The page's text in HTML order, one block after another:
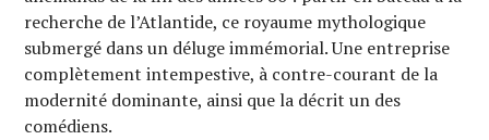
recherche de l’Atlantide, ce royaume mythologique
submergé dans un déluge immémorial. Une entreprise
complètement intempestive, à contre-courant de la
modernité dominante, ainsi que la décrit un des
comédiens.